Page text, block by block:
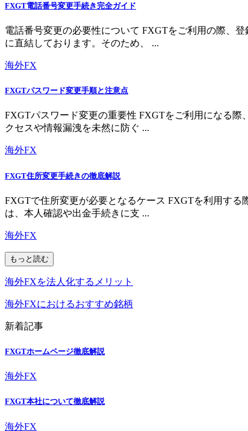
FXGT電話番号変更手続き完全ガイド
電話番号変更の必要性について FXGTをご利用の際、
に直結しております。そのため、 ...
海外FX
FXGTパスワード変更手順と注意点
FXGTパスワード変更の重要性 FXGTをご利用になる
クセスや情報漏洩を未然に防ぐ ...
海外FX
FXGT住所変更手続きの徹底解説
FXGTで住所変更が必要となるケース FXGTを利用す
は、本人確認や出金手続きに支 ...
海外FX
もっと読む
海外FXを法人化するメリット
海外FXにおけるおすすめ銘柄
新着記事
FXGTホームページ徹底解説
海外FX
FXGT本社について徹底解説
海外FX